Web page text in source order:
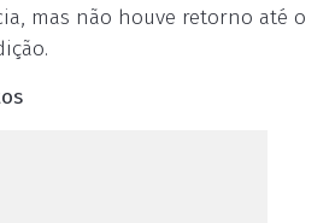
mas não houve retorno até o